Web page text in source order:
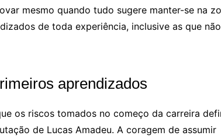
mesmo quando tudo sugere manter-se na
de toda experiência, inclusive as que não
aprendizados
os riscos tomados no começo da carreira
de Lucas Amadeu. A coragem de assumir